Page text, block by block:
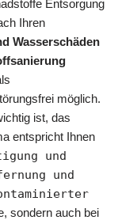
Entsorgung
Ihren
Wasserschäden
möglich.
ist, das
entspricht Ihnen
und
und
sondern auch bei